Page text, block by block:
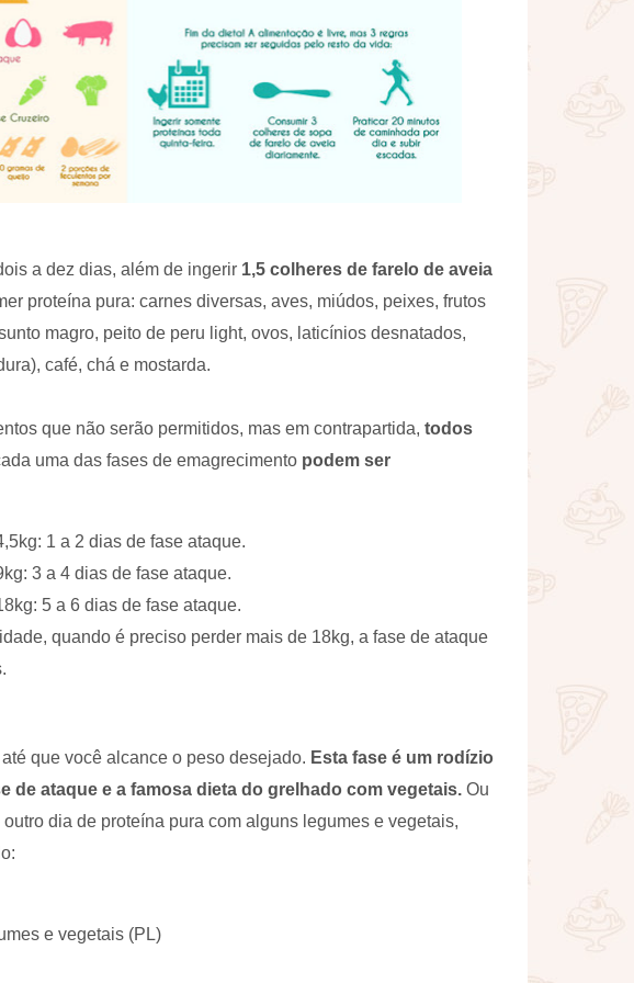
a dez dias, além de ingerir 1,5 colheres de farelo de aveia
proteína pura: carnes diversas, aves, miúdos, peixes, frutos
magro, peito de peru light, ovos, laticínios desnatados,
café, chá e mostarda.
que não serão permitidos, mas em contrapartida, todos
uma das fases de emagrecimento podem ser
1 a 2 dias de fase ataque.
3 a 4 dias de fase ataque.
5 a 6 dias de fase ataque.
quando é preciso perder mais de 18kg, a fase de ataque
que você alcance o peso desejado. Esta fase é um rodízio
de ataque e a famosa dieta do grelhado com vegetais. Ou
dia de proteína pura com alguns legumes e vegetais,
e vegetais (PL)